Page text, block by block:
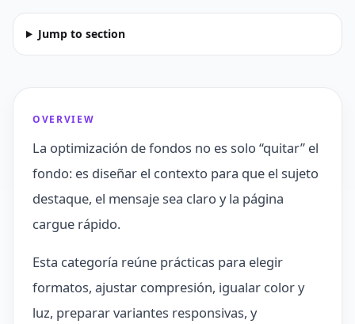
Jump to section
OVERVIEW
La optimización de fondos no es solo “quitar” el
fondo: es diseñar el contexto para que el sujeto
destaque, el mensaje sea claro y la página
cargue rápido.
Esta categoría reúne prácticas para elegir
formatos, ajustar compresión, igualar color y
luz, preparar variantes responsivas, y